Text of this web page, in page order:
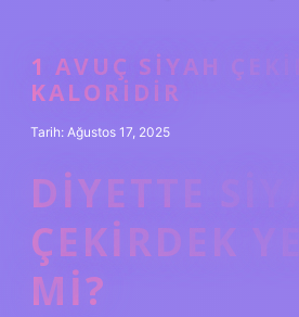
1 AVUÇ SIYAH
KALORIDIR
Tarih: Ağustos 17, 2025
DIYETTE
ÇEKIRDEK
MI?